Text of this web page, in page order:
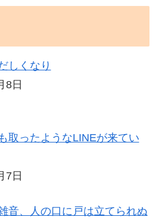
しくなり
8日
取ったようなLINEが来てい
7日
音、人の口に戸は立てられぬ